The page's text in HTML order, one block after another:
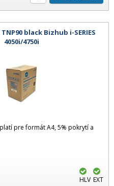
black Bizhub i-SERIES
4050i/4750i
pre formát A4, 5% pokrytí a
HLV EXT